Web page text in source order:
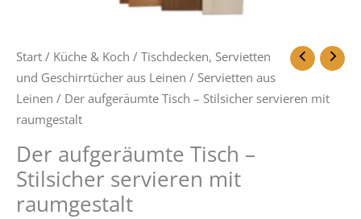
Start / Küche & Koch / Tischdecken, Servietten
und Geschirrtücher aus Leinen / Servietten aus
Leinen / Der aufgeräumte Tisch – Stilsicher servieren mit
raumgestalt
Der aufgeräumte Tisch –
Stilsicher servieren mit
raumgestalt